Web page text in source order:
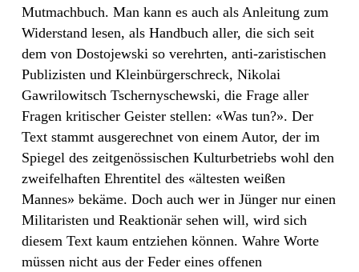
Mutmachbuch. Man kann es auch als Anleitung zum
Widerstand lesen, als Handbuch aller, die sich seit
dem von Dostojewski so verehrten, anti-zaristischen
Publizisten und Kleinbürgerschreck, Nikolai
Gawrilowitsch Tschernyschewski, die Frage aller
Fragen kritischer Geister stellen: «Was tun?». Der
Text stammt ausgerechnet von einem Autor, der im
Spiegel des zeitgenössischen Kulturbetriebs wohl den
zweifelhaften Ehrentitel des «ältesten weißen
Mannes» bekäme. Doch auch wer in Jünger nur einen
Militaristen und Reaktionär sehen will, wird sich
diesem Text kaum entziehen können. Wahre Worte
müssen nicht aus der Feder eines offenen